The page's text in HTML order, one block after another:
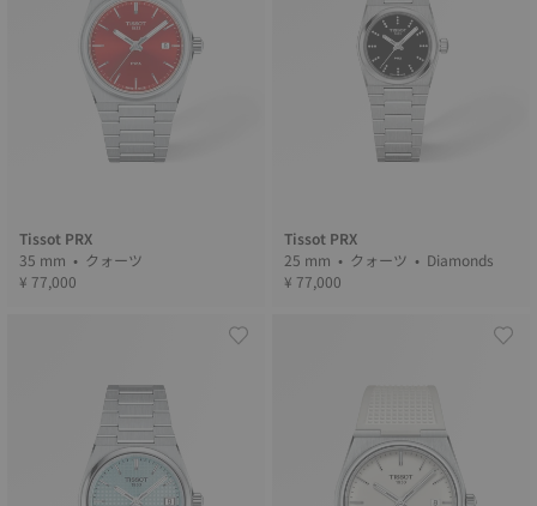
Tissot PRX
35 mm • クォーツ
¥ 77,000
Tissot PRX
25 mm • クォーツ • Diamonds
¥ 77,000